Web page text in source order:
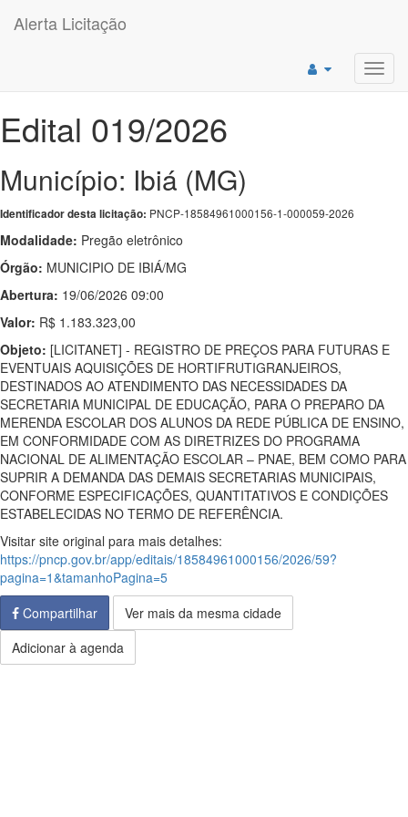
Alerta Licitação
Edital 019/2026
Município: Ibiá (MG)
Identificador desta licitação: PNCP-18584961000156-1-000059-2026
Modalidade: Pregão eletrônico
Órgão: MUNICIPIO DE IBIÁ/MG
Abertura: 19/06/2026 09:00
Valor: R$ 1.183.323,00
Objeto: [LICITANET] - REGISTRO DE PREÇOS PARA FUTURAS E
EVENTUAIS AQUISIÇÕES DE HORTIFRUTIGRANJEIROS,
DESTINADOS AO ATENDIMENTO DAS NECESSIDADES DA
SECRETARIA MUNICIPAL DE EDUCAÇÃO, PARA O PREPARO DA
MERENDA ESCOLAR DOS ALUNOS DA REDE PÚBLICA DE ENSINO,
EM CONFORMIDADE COM AS DIRETRIZES DO PROGRAMA
NACIONAL DE ALIMENTAÇÃO ESCOLAR – PNAE, BEM COMO PARA
SUPRIR A DEMANDA DAS DEMAIS SECRETARIAS MUNICIPAIS,
CONFORME ESPECIFICAÇÕES, QUANTITATIVOS E CONDIÇÕES
ESTABELECIDAS NO TERMO DE REFERÊNCIA.
Visitar site original para mais detalhes:
https://pncp.gov.br/app/editais/18584961000156/2026/59?
pagina=1&tamanhoPagina=5
Compartilhar
Ver mais da mesma cidade
Adicionar à agenda